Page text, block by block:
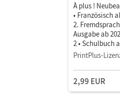
À plus !
• Französisch
2.
Ausgabe ab
2 • Schulbuch
Book Mit
PrintPlus-
2,99 EUR